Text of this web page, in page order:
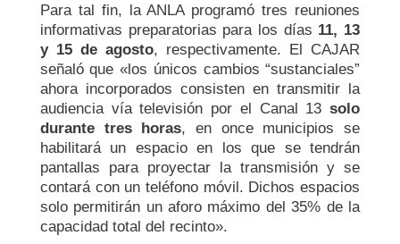
Para tal fin, la ANLA programó tres reuniones
informativas preparatorias para los días 11, 13
y 15 de agosto, respectivamente. El CAJAR
señaló que «los únicos cambios “sustanciales”
ahora incorporados consisten en transmitir la
audiencia vía televisión por el Canal 13solo
durante tres horas, en once municipios se
habilitará un espacio en los que se tendrán
pantallas para proyectar la transmisión y se
contará con un teléfono móvil. Dichos espacios
solo permitirán un aforo máximo del 35% de la
capacidad total del recinto».